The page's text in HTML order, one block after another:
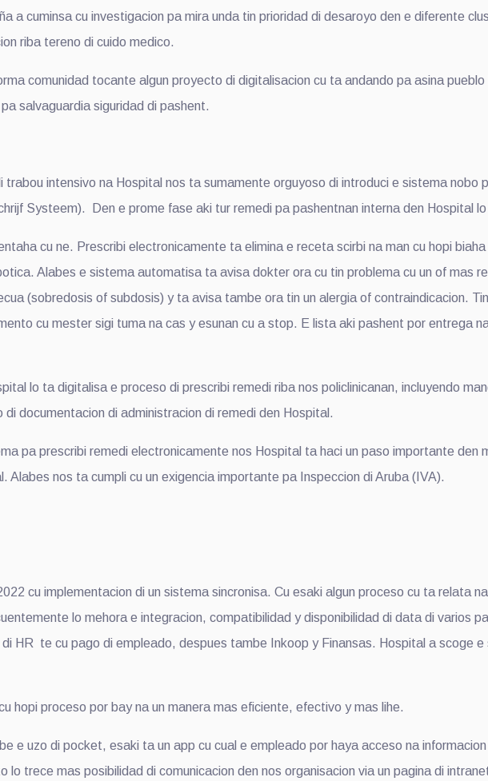
a cuminsa cu investigacion pa mira unda tin prioridad di desaroyo den e diferente
riba tereno di cuido medico.
comunidad tocante algun proyecto di digitalisacion cu ta andando pa asina pueblo
salvaguardia siguridad di pashent.
intensivo na Hospital nos ta sumamente orguyoso di introduci e sistema nobo
Systeem). Den e prome fase aki tur remedi pa pashentnan interna den Hospital
cu ne. Prescribi electronicamente ta elimina e receta scirbi na man cu hopi biaha
Alabes e sistema automatisa ta avisa dokter ora cu tin problema cu un of mas
(sobredosis of subdosis) y ta avisa tambe ora tin un alergia of contraindicacion.
cu mester sigi tuma na cas y esunan cu a stop. E lista aki pashent por entrega
ta digitalisa e proceso di prescribi remedi riba nos policlinicanan, incluyendo
documentacion di administracion di remedi den Hospital.
prescribi remedi electronicamente nos Hospital ta haci un paso importante den
Alabes nos ta cumpli cu un exigencia importante pa Inspeccion di Aruba (IVA).
implementacion di un sistema sincronisa. Cu esaki algun proceso cu ta relata na
lo mehora e integracion, compatibilidad y disponibilidad di data di varios
HR te cu pago di empleado, despues tambe Inkoop y Finansas. Hospital a scoge
proceso por bay na un manera mas eficiente, efectivo y mas lihe.
di pocket, esaki ta un app cu cual e empleado por haya acceso na informacion
lo trece mas posibilidad di comunicacion den nos organisacion via un pagina di